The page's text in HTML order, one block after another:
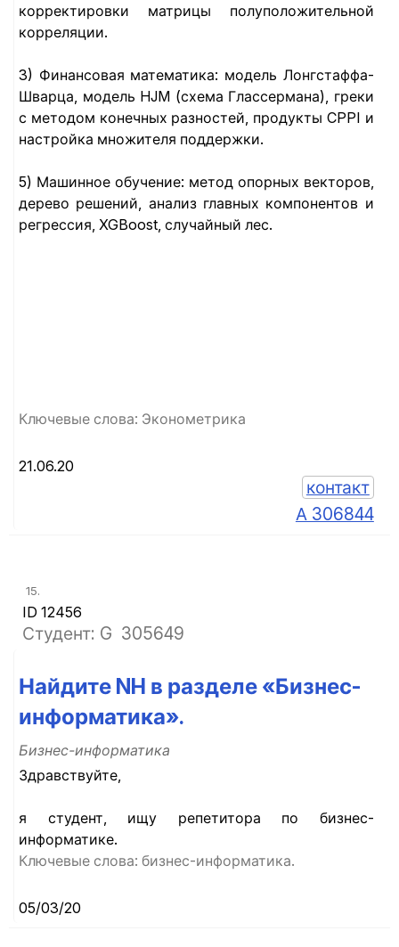
корректировки матрицы полуположительной
корреляции.
3) Финансовая математика: модель Лонгстаффа-
Шварца, модель HJM (схема Глассермана), греки
с методом конечных разностей, продукты CPPI и
настройка множителя поддержки.
5) Машинное обучение: метод опорных векторов,
дерево решений, анализ главных компонентов и
регрессия, XGBoost, случайный лес.
Ключевые слова: Эконометрика
21.06.20
контакт
А 306844
15.
ID 12456
Студент: G 305649
Найдите NH в разделе «Бизнес-
информатика».
Бизнес-информатика
Здравствуйте,
я студент, ищу репетитора по бизнес-
информатике.
Ключевые слова: бизнес-информатика.
05/03/20